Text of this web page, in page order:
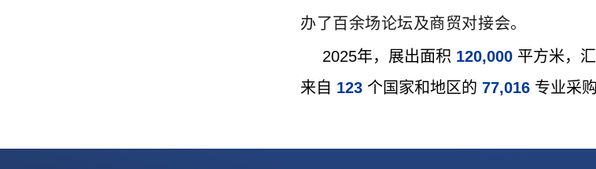
办了 百余场论坛及商贸对接会。
2025年，展出面积 120,000 平方米，
来自 123 个国家和地区的 77,016 专业采